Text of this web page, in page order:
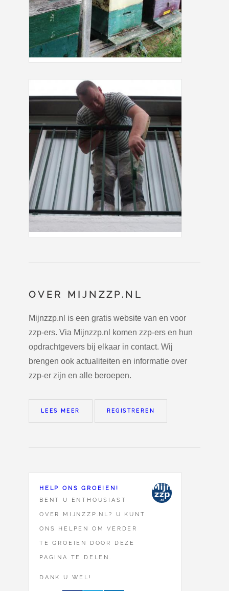
OVER MIJNZZP.NL
Mijnzzp.nl is een gratis website van en voor
zzp-ers. Via Mijnzzp.nl komen zzp-ers en hun
opdrachtgevers bij elkaar in contact. Wij
brengen ook actualiteiten en informatie over
zzp-er zijn en alle beroepen.
LEES MEER REGISTREREN
HELP ONS GROEIEN!
BENT U ENTHOUSIAST
OVER MIJNZZP.NL? U KUNT
ONS HELPEN OM VERDER
TE GROEIEN DOOR DEZE
PAGINA TE DELEN.
DANK U WEL!